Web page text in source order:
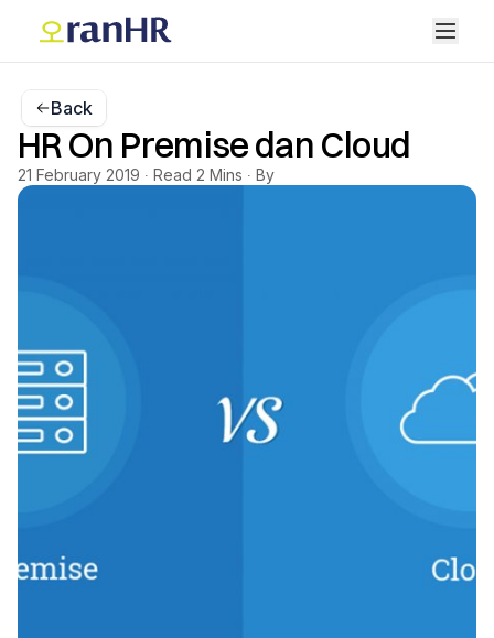
Back
HR On Premise dan Cloud
21 February 2019 ∙ Read 2 Mins ∙ By